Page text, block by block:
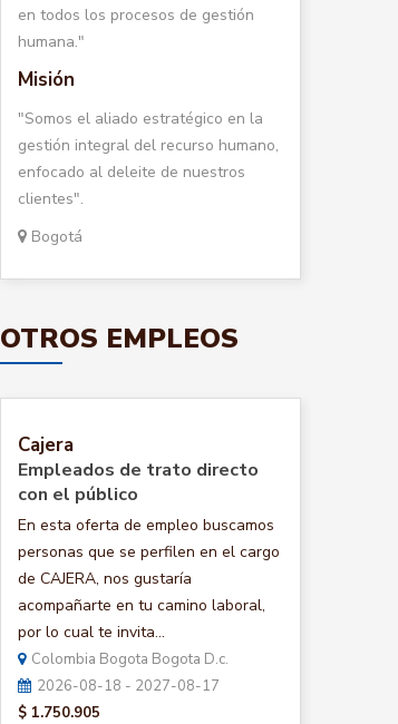
en todos los procesos de gestión
humana."
Misión
"Somos el aliado estratégico en la
gestión integral del recurso humano,
enfocado al deleite de nuestros
clientes".
Bogotá
OTROS EMPLEOS
Cajera
Empleados de trato directo
con el público
En esta oferta de empleo buscamos
personas que se perfilen en el cargo
de CAJERA, nos gustaría
acompañarte en tu camino laboral,
por lo cual te invita...
Colombia Bogota Bogota D.c.
2026-08-18 - 2027-08-17
$ 1.750.905